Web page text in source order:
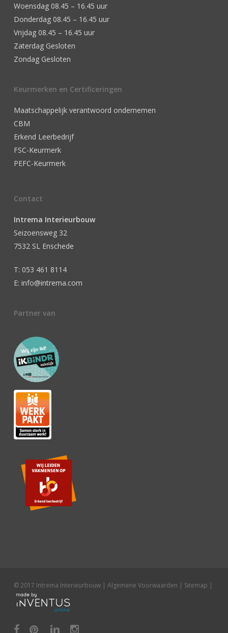
Woensdag 08.45 – 16.45 uur
Donderdag 08.45 – 16.45 uur
Vrijdag 08.45 – 16.45 uur
Zaterdag Gesloten
Zondag Gesloten
Keurmerken en Certificeringen
Maatschappelijk verantwoord ondernemen
CBM
Erkend Leerbedrijf
FSC-Keurmerk
PEFC-Keurmerk
Contact
Intrema Interieurbouw
Seizoensweg 32
7532 SL Enschede
T: 053 461 8114
E: info@intrema.com
Partner van
© 2017 Intrema Interieurbouw | Algemene Voorwaarden | Sitemap |
facebookpinterestlinkedininstagram